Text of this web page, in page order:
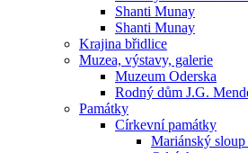
Shanti Munay
Shanti Munay
Krajina břidlice
Muzea, výstavy, galerie
Muzeum Oderska
Rodný dům J.G.
Památky
Církevní památky
Mariánský